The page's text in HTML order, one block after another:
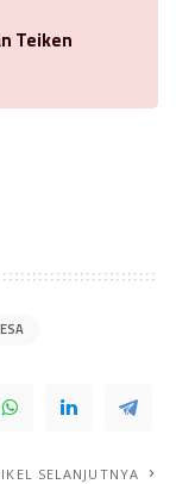
Teiken
SELANJUTNYA